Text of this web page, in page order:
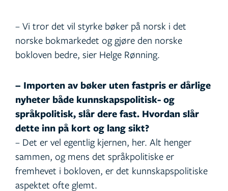
– Vi tror det vil styrke bøker på norsk i det
norske bokmarkedet og gjøre den norske
bokloven bedre, sier Helge Rønning.
– Importen av bøker uten fastpris er dårlige
nyheter både kunnskapspolitisk- og
språkpolitisk, slår dere fast. Hvordan slår
dette inn på kort og lang sikt?
– Det er vel egentlig kjernen, her. Alt henger
sammen, og mens det språkpolitiske er
fremhevet i bokloven, er det kunnskapspolitiske
aspektet ofte glemt.